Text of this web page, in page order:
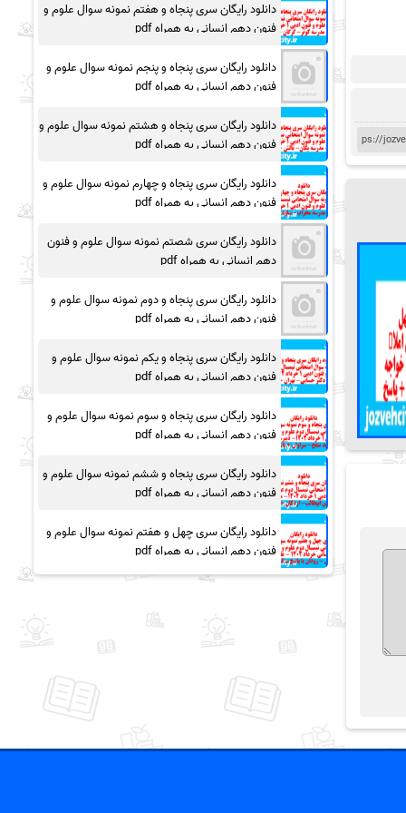
دانلود رایگان سری پنجاه و هفتم نمونه سوال علوم و
فنون دهم انسانی به همراه pdf
دانلود رایگان سری پنجاه و پنجم نمونه سوال علوم و
فنون دهم انسانی به همراه pdf
دانلود رایگان سری پنجاه و هشتم نمونه سوال علوم و
فنون دهم انسانی به همراه pdf
دانلود رایگان سری پنجاه و چهارم نمونه سوال علوم و
فنون دهم انسانی به همراه pdf
دانلود رایگان سری شصتم نمونه سوال علوم و فنون
دهم انسانی به همراه pdf
دانلود رایگان سری پنجاه و دوم نمونه سوال علوم و
فنون دهم انسانی به همراه pdf
دانلود رایگان سری پنجاه و یکم نمونه سوال علوم و
فنون دهم انسانی به همراه pdf
دانلود رایگان سری پنجاه و سوم نمونه سوال علوم و
فنون دهم انسانی به همراه pdf
دانلود رایگان سری پنجاه و ششم نمونه سوال علوم و
فنون دهم انسانی به همراه pdf
دانلود رایگان سری چهل و هفتم نمونه سوال علوم و
فنون دهم انسانی به همراه pdf